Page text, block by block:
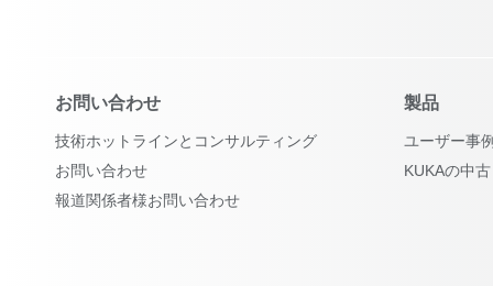
お問い合わせ
技術ホットラインとコンサルティング
お問い合わせ
報道関係者様お問い合わせ
製品
ユーザー事
KUKAの中